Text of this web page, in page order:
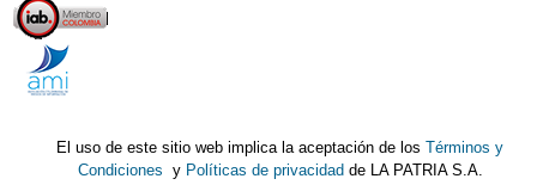
El uso de este sitio web implica la aceptación de losTérminos y
Condiciones y Políticas de privacidad de LA PATRIA S.A.